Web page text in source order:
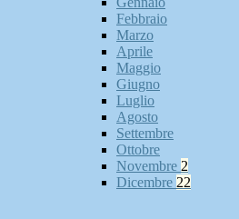
Febbraio
Marzo
Aprile
Maggio
Giugno
Luglio
Agosto
Settembre
Ottobre
Novembre 2
Dicembre 22